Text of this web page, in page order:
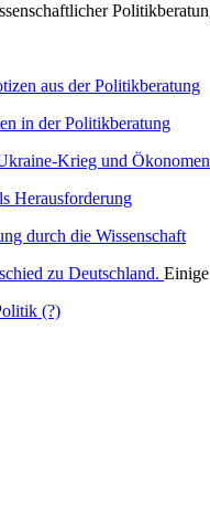
aus der Politikberatung
in der Politikberatung
Krieg und
Herausforderung
durch die Wissenschaft
zu Deutschland.
(?)